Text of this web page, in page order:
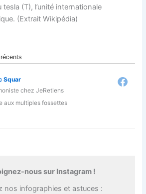
(T), l’unité internationale
(Extrait Wikipédia)
Squar
chezJeRetiens
aux multiples fossettes
nous sur Instagram !
nos infographies et astuces :